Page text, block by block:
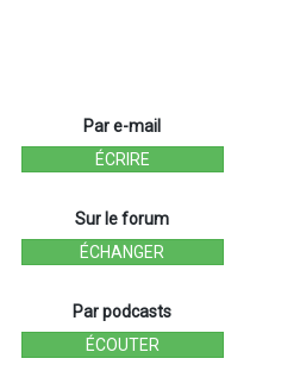
Par e-mail
ÉCRIRE
Sur le forum
ÉCHANGER
Par podcasts
ÉCOUTER